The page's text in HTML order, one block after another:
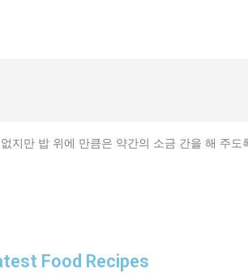
지만 밥 위에 만큼은 약간의 소금 간을 해 주도
Food Recipes